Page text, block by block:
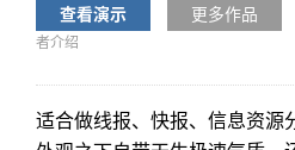
查看演示 更多作品
者介绍
适合做线报、快报、信息资源